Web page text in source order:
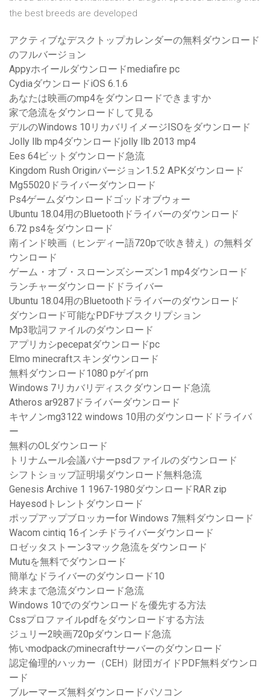
the best breeds are developed
アクティブなデスクトップカレンダーの無料ダウンロード
のフルバージョン
Appyホイールダウンロードmediafire pc
CydiaダウンロードiOS 6.1.6
あなたは映画のmp4をダウンロードできますか
家で急流をダウンロードして見る
デルのWindows 10リカバリイメージISOをダウンロード
Jolly llb mp4ダウンロードjolly llb 2013 mp4
Ees 64ビットダウンロード急流
Kingdom Rush Originバージョン1.5.2 APKダウンロード
Mg55020ドライバーダウンロード
Ps4ゲームダウンロードゴッドオブウォー
Ubuntu 18.04用のBluetoothドライバーのダウンロード
6.72 ps4をダウンロード
南インド映画（ヒンディー語720pで吹き替え）の無料ダ
ウンロード
ゲーム・オブ・スローンズシーズン1 mp4ダウンロード
ランチャーダウンロードドライバー
Ubuntu 18.04用のBluetoothドライバーのダウンロード
ダウンロード可能なPDFサブスクリプション
Mp3歌詞ファイルのダウンロード
アプリカシpecepatダウンロードpc
Elmo minecraftスキンダウンロード
無料ダウンロード1080 pゲイprn
Windows 7リカバリディスクダウンロード急流
Atheros ar9287ドライバーダウンロード
キヤノンmg3122 windows 10用のダウンロードドライバ
ー
無料のOLダウンロード
トリナムール会議バナーpsdファイルのダウンロード
シフトショップ証明場ダウンロード無料急流
Genesis Archive 1 1967-1980ダウンロードRAR zip
Hayesodトレントダウンロード
ポップアップブロッカーfor Windows 7無料ダウンロード
Wacom cintiq 16インチドライバーダウンロード
ロゼッタストーン3マック急流をダウンロード
Mutuを無料でダウンロード
簡単なドライバーのダウンロード10
終末まで急流ダウンロード急流
Windows 10でのダウンロードを優先する方法
Cssプロファイルpdfをダウンロードする方法
ジュリー2映画720pダウンロード急流
怖いmodpackのminecraftサーバーのダウンロード
認定倫理的ハッカー（CEH）財団ガイドPDF無料ダウンロ
ード
ブルーマーズ無料ダウンロードパソコン